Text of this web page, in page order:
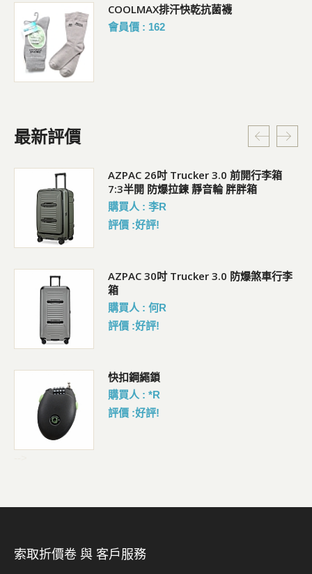
COOLMAX排汗快乾抗菌襪
會員價 : 162
最新評價
AZPAC 26吋 Trucker 3.0 前開行李箱
7:3半開 防爆拉鍊 靜音輪 胖胖箱
購買人 : 李R
評價 :好評!
AZPAC 30吋 Trucker 3.0 防爆煞車行李
箱
購買人 : 何R
評價 :好評!
快扣鋼繩鎖
購買人 : *R
評價 :好評!
索取折價卷 與 客戶服務